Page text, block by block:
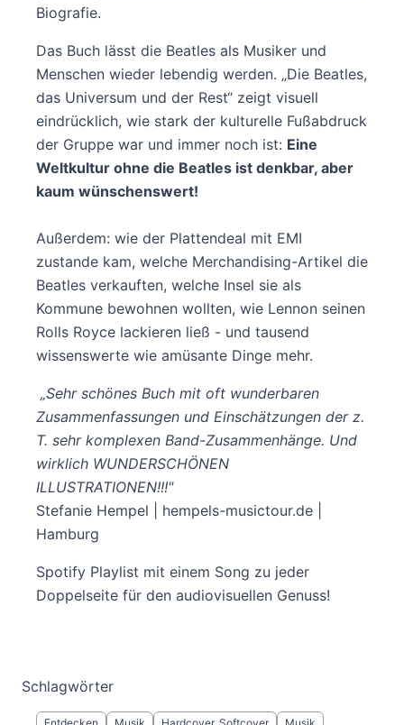
Biografie.
Das Buch lässt die Beatles als Musiker und
Menschen wieder lebendig werden. „Die Beatles,
das Universum und der Rest“ zeigt visuell
eindrücklich, wie stark der kulturelle Fußabdruck
der Gruppe war und immer noch ist: Eine
Weltkultur ohne die Beatles ist denkbar, aber
kaum wünschenswert!
Außerdem: wie der Plattendeal mit EMI
zustande kam, welche Merchandising-Artikel die
Beatles verkauften, welche Insel sie als
Kommune bewohnen wollten, wie Lennon seinen
Rolls Royce lackieren ließ - und tausend
wissenswerte wie amüsante Dinge mehr.
„Sehr schönes Buch mit oft wunderbaren
Zusammenfassungen und Einschätzungen der z.
T. sehr komplexen Band-Zusammenhänge. Und
wirklich WUNDERSCHÖNEN
ILLUSTRATIONEN!!!"
Stefanie Hempel | hempels-musictour.de |
Hamburg
Spotify Playlist mit einem Song zu jeder
Doppelseite für den audiovisuellen Genuss!
Schlagwörter